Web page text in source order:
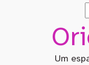
Um